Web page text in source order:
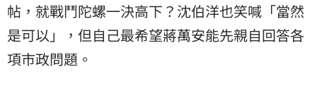
帖，就戰鬥陀螺一決高下？沈伯洋也笑喊「當然
是可以」，但自己最希望蔣萬安能先親自回答各
項市政問題。